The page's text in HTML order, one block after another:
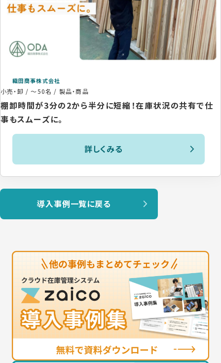
織田商事株式会社
小売・卸 /～50名 / 製品・商品
棚卸時間が3分の2から半分に短縮！在庫状況の共有で仕
事もスムーズに。
詳しくみる
導入事例一覧に戻る